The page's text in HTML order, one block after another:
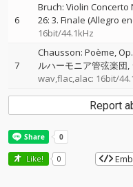
6
Bruch: Violin Concerto
26: 3. Finale (Allegro
16bit/44.1kHz
7
Chausson: Poème,
ルハーモニア管弦楽団
wav,flac,alac: 16bit/
Report
Like! 0